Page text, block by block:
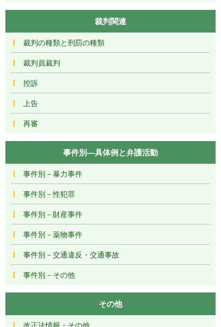
裁判関連
裁判の種類と刑罰の種類
裁判員裁判
控訴
上告
再審
事件別―具体例と弁護活動
事件別－暴力事件
事件別－性犯罪
事件別－財産事件
事件別－薬物事件
事件別－交通違反・交通事故
事件別－その他
その他